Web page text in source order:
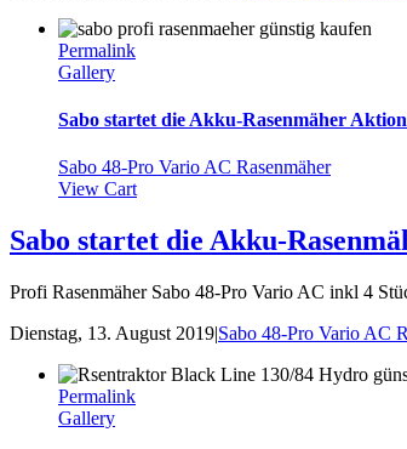
Permalink
Gallery
Sabo startet die Akku-Rasenmäher
Sabo 48-Pro Vario AC Rasenmäher
View Cart
Sabo startet die Akku-
Profi Rasenmäher Sabo 48-Pro Vario AC inkl 4
Dienstag, 13. August 2019|Sabo 48-Pro Vario AC
Permalink
Gallery